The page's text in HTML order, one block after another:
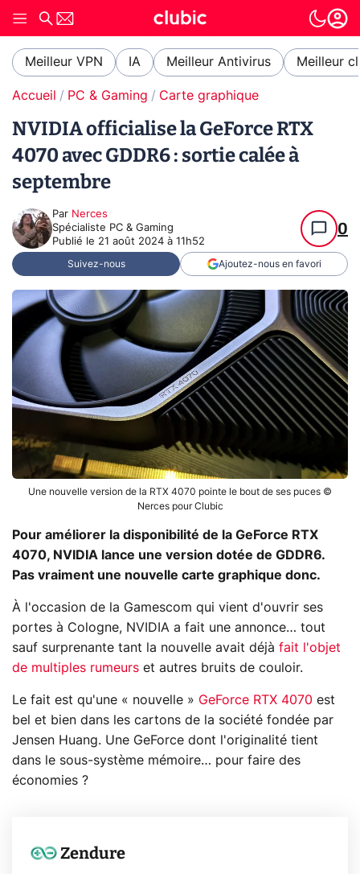
Meilleur VPN IA Meilleur Antivirus Meilleur
Accueil PC & Gaming Carte graphique
NVIDIA officialise la GeForce RTX
4070 avec GDDR6 : sortie calée à
septembre
Par Nerces
Spécialiste PC & Gaming
Publié le 21 août 2024 à 11h52
0
Suivez-nous Ajoutez-nous en favori
Une nouvelle version de la RTX 4070 pointe le bout de ses puces ©
Nerces pour Clubic
Pour améliorer la disponibilité de la GeForce RTX
4070, NVIDIA lance une version dotée de GDDR6.
Pas vraiment une nouvelle carte graphique donc.
À l'occasion de la Gamescom qui vient d'ouvrir ses
portes à Cologne, NVIDIA a fait une annonce… tout
sauf surprenante tant la nouvelle avait déjà fait l'objet
de multiples rumeurs et autres bruits de couloir.
Le fait est qu'une « nouvelle » GeForce RTX 4070 est
bel et bien dans les cartons de la société fondée par
Jensen Huang. Une GeForce dont l'originalité tient
dans le sous-système mémoire… pour faire des
économies ?
Zendure